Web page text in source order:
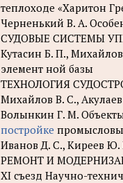
теплоходе «Харитон
Черненький В. А.
СУДОВЫЕ СИСТЕМЫ
Кутасин Б. П.,
элемент ной базы
ТЕХНОЛОГИЯ
Михайлов В. С.,
Волынкин Г. М.
постройке
Иванов Д. С., Киреев
РЕМОНТ И
XI съезд Научно-